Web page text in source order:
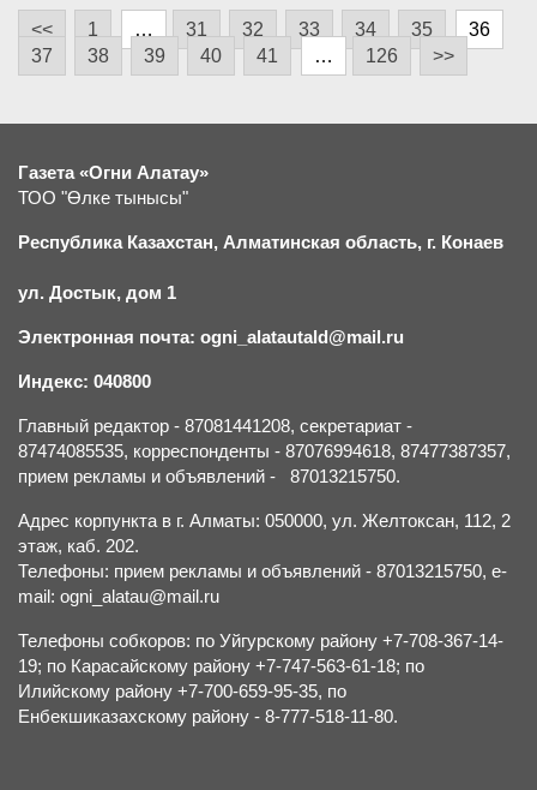
<< 1 … 31 32 33 34 35
36
37
38 39 40 41 … 126 >>
Газета «Огни Алатау»
ТОО "Өлке тынысы"
Республика Казахстан, Алматинская область, г. Конаев
ул. Достык, дом 1
Электронная почта: ogni_alatautald@mail.ru
Индекс: 040800
Главный редактор - 87081441208, секретариат -
87474085535, корреспонденты - 87076994618, 87477387357,
прием рекламы и объявлений - 87013215750.
Адрес корпункта в г. Алматы: 050000, ул. Желтоксан, 112, 2
этаж, каб. 202.
Телефоны: прием рекламы и объявлений - 87013215750, e-
mail: ogni_alatau@mail.ru
Телефоны собкоров: по Уйгурскому району +7-708-367-14-
19; по Карасайскому району +7-747-563-61-18; по
Илийскому району +7-700-659-95-35, по
Енбекшиказахскому району - 8-777-518-11-80.